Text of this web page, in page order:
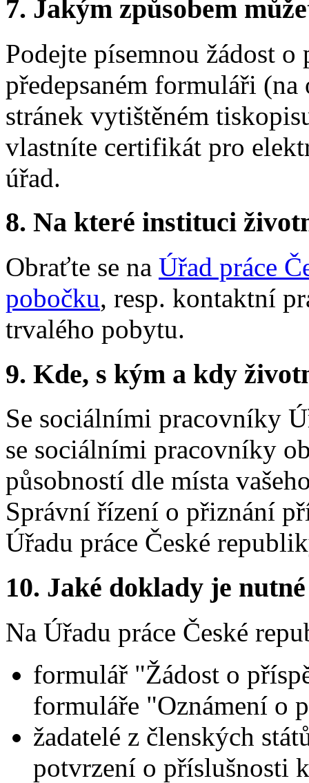
7. Jakým způsobem
Podejte písemnou žádost o
předepsaném formuláři
stránek vytištěném
vlastníte certifikát pro
úřad.
8. Na které instituci
Obraťte se na Úřad práce
pobočku, resp. kontaktní
trvalého pobytu.
9. Kde, s kým a kdy
Se sociálními pracovníky
se sociálními pracovníky
působností dle místa
Správní řízení o přiznání
Úřadu práce České
10. Jaké doklady je
Na Úřadu práce České
formulář "Žádost o
formuláře "Oznámení o
žadatelé z členských
potvrzení o příslušnosti